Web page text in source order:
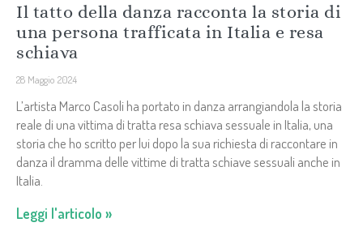
Il tatto della danza racconta la storia di
una persona trafficata in Italia e resa
schiava
28 Maggio 2024
L’artista Marco Casoli ha portato in danza arrangiandola la storia
reale di una vittima di tratta resa schiava sessuale in Italia, una
storia che ho scritto per lui dopo la sua richiesta di raccontare in
danza il dramma delle vittime di tratta schiave sessuali anche in
Italia.
Leggi l'articolo »